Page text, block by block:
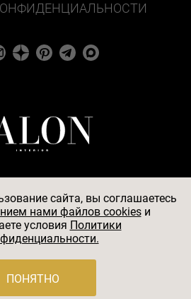
© 2026
ИНН 7705056238,
д. 3, стр. 4, помещение I,
комн. 23
сайта, вы соглашаетесь
нами файлов cookiesи
условия Политики
ПОНЯТНО